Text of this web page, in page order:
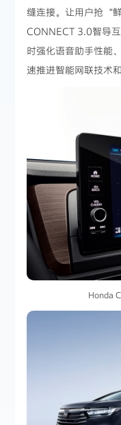
缝连接。让用户抢“
CONNECT 3.0智导
时强化语音助手性能
速推进智能网联技术
Honda